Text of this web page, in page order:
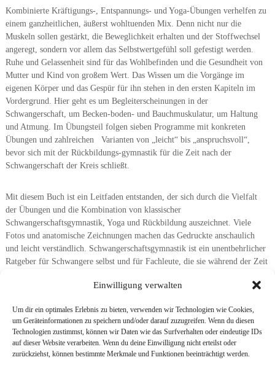
Einwilligung verwalten
Um dir ein optimales Erlebnis zu bieten, verwenden wir Technologien wie Cookies,
um Geräteinformationen zu speichern und/oder darauf zuzugreifen. Wenn du diesen
Technologien zustimmst, können wir Daten wie das Surfverhalten oder eindeutige IDs
auf dieser Website verarbeiten. Wenn du deine Einwilligung nicht erteilst oder
zurückziehst, können bestimmte Merkmale und Funktionen beeinträchtigt werden.
Kombinierte Kräftigungs-, Entspannungs- und Yoga-Übungen verhelfen zu
einem ganzheitlichen, äußerst wohltuenden Mix. Denn nicht nur die
Muskeln sollen gestärkt, die Beweglichkeit erhalten und der Stoffwechsel
angeregt, sondern vor allem das Selbstwertgefühl soll gefestigt werden.
Ruhe und Gelassenheit sind für das Wohlbefinden und die Gesundheit von
Mutter und Kind von großem Wert. Das Wissen um die Vorgänge im
eigenen Körper und das Gespür für ihn stehen in den ersten Kapiteln im
Vordergrund. Hier geht es um Begleiterscheinungen in der
Schwangerschaft, um Becken-boden- und Bauchmuskulatur, um Haltung
und Atmung. Im Übungsteil folgen sieben Programme mit konkreten
Übungen und zahlreichen Varianten von „leicht“ bis „anspruchsvoll“,
bevor sich mit der Rückbildungs-gymnastik für die Zeit nach der
Schwangerschaft der Kreis schließt.
Mit diesem Buch ist ein Leitfaden entstanden, der sich durch die Vielfalt
der Übungen und die Kombination von klassischer
Schwangerschaftsgymnastik, Yoga und Rückbildung auszeichnet. Viele
Fotos und anatomische Zeichnungen machen das Gedruckte anschaulich
und leicht verständlich. Schwangerschaftsgymnastik ist ein unentbehrlicher
Ratgeber für Schwangere selbst und für Fachleute, die sie während der Zeit